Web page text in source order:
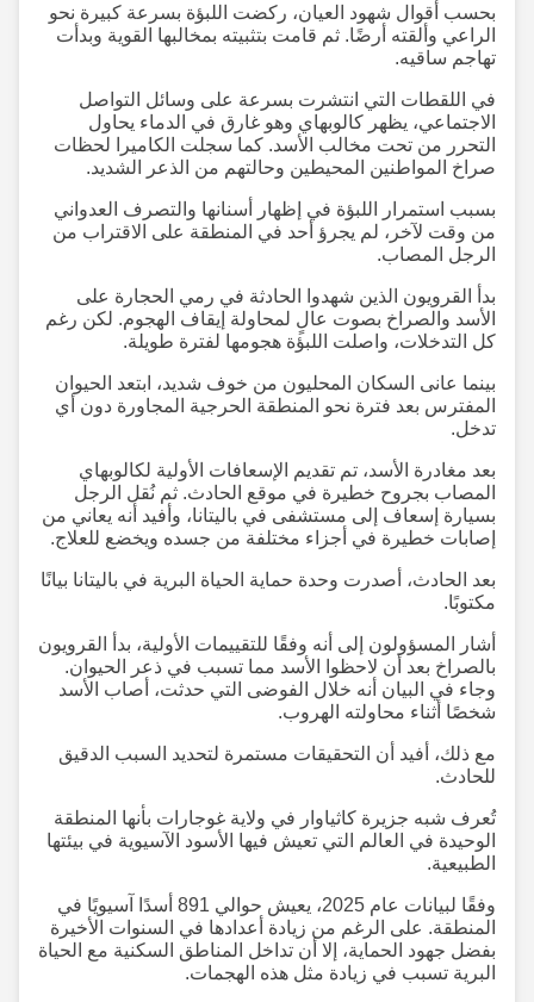
بحسب أقوال شهود العيان، ركضت اللبؤة بسرعة كبيرة نحو
الراعي وألقته أرضًا. ثم قامت بتثبيته بمخالبها القوية وبدأت
تهاجم ساقيه.
في اللقطات التي انتشرت بسرعة على وسائل التواصل
الاجتماعي، يظهر كالوبهاي وهو غارق في الدماء يحاول
التحرر من تحت مخالب الأسد. كما سجلت الكاميرا لحظات
صراخ المواطنين المحيطين وحالتهم من الذعر الشديد.
بسبب استمرار اللبؤة في إظهار أسنانها والتصرف العدواني
من وقت لآخر، لم يجرؤ أحد في المنطقة على الاقتراب من
الرجل المصاب.
بدأ القرويون الذين شهدوا الحادثة في رمي الحجارة على
الأسد والصراخ بصوت عالٍ لمحاولة إيقاف الهجوم. لكن رغم
كل التدخلات، واصلت اللبؤة هجومها لفترة طويلة.
بينما عانى السكان المحليون من خوف شديد، ابتعد الحيوان
المفترس بعد فترة نحو المنطقة الحرجية المجاورة دون أي
تدخل.
بعد مغادرة الأسد، تم تقديم الإسعافات الأولية لكالوبهاي
المصاب بجروح خطيرة في موقع الحادث. ثم نُقل الرجل
بسيارة إسعاف إلى مستشفى في باليتانا، وأفيد أنه يعاني من
إصابات خطيرة في أجزاء مختلفة من جسده ويخضع للعلاج.
بعد الحادث، أصدرت وحدة حماية الحياة البرية في باليتانا بيانًا
مكتوبًا.
أشار المسؤولون إلى أنه وفقًا للتقييمات الأولية، بدأ القرويون
بالصراخ بعد أن لاحظوا الأسد مما تسبب في ذعر الحيوان.
وجاء في البيان أنه خلال الفوضى التي حدثت، أصاب الأسد
شخصًا أثناء محاولته الهروب.
مع ذلك، أفيد أن التحقيقات مستمرة لتحديد السبب الدقيق
للحادث.
تُعرف شبه جزيرة كاثياوار في ولاية غوجارات بأنها المنطقة
الوحيدة في العالم التي تعيش فيها الأسود الآسيوية في بيئتها
الطبيعية.
وفقًا لبيانات عام 2025، يعيش حوالي 891 أسدًا آسيويًا في
المنطقة. على الرغم من زيادة أعدادها في السنوات الأخيرة
بفضل جهود الحماية، إلا أن تداخل المناطق السكنية مع الحياة
البرية تسبب في زيادة مثل هذه الهجمات.